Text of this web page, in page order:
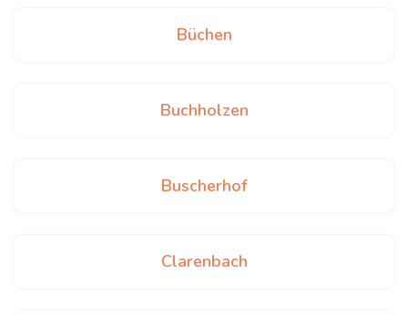
Büchen
Buchholzen
Buscherhof
Clarenbach